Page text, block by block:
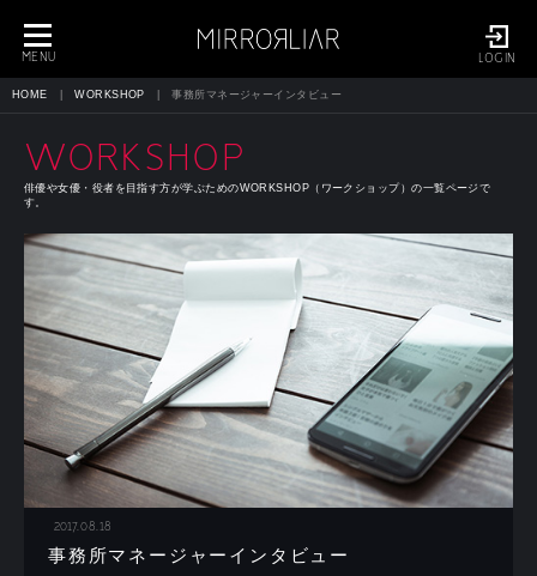
LOGIN
toggle
navigation
MENU
HOME WORKSHOP 事務所マネージャーインタビュー
WORKSHOP
俳優や女優・役者を目指す方が学ぶためのWORKSHOP（ワークショップ）の一覧ページで
す。
2017.08.18
事務所マネージャーインタビュー